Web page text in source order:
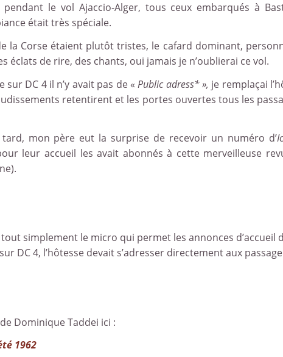
le vol Ajaccio-Alger, tous ceux embarqués à
était très spéciale.
la Corse étaient plutôt tristes, le cafard dominant,
éclats de rire, des chants, oui jamais je n’oublierai ce vol.
sur DC 4 il n’y avait pas de «Public adress* », je remplaçai
retentirent et les portes ouvertes tous les
tard, mon père eut la surprise de recevoir un numéro d’
leur accueil les avait abonnés à cette merveilleuse
tout simplement le micro qui permet les annonces d’accueil
DC 4, l’hôtesse devait s’adresser directement aux
Dominique Taddei ici :
1962